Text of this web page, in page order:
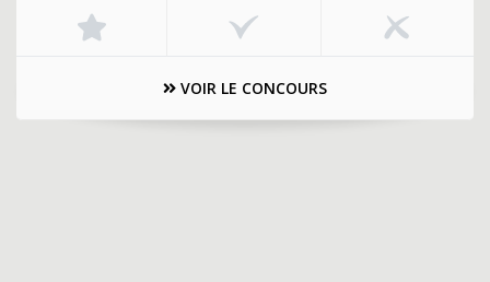
VOIR LE CONCOURS